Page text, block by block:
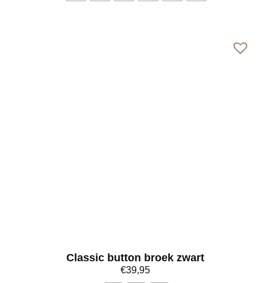
Classic button broek zwart
€39,95